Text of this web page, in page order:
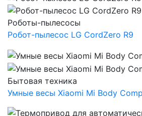
Роботы-пылесосы
Робот-пылесос LG CordZero R9
Бытовая техника
Умные весы Xiaomi Mi Body